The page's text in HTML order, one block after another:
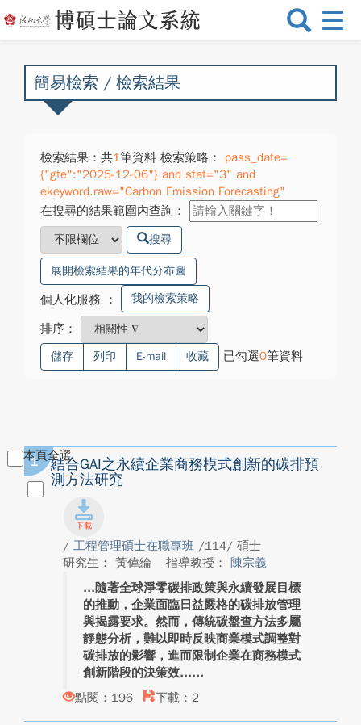
選
換
簡易檢索 / 檢索結果
檢索結果：共1筆資料 檢索策略：
pass_date=
{"gte":"2025-12-06"} and stat="3" and
ekeyword.raw="Carbon Emission Forecasting"
在搜尋的結果範圍內查詢：
搜尋
展開檢索結果的年代分布圖
個人化服務 ： 我的檢索策略
排序：
儲存 列印 E-mail 收藏 已勾選0筆資料
本頁全選
1
結合GAI之永續企業商務模式創新的碳排預
測方法研究
/ 工程管理碩士在職專班 /114/ 碩士
研究生： 黃偉綸
指導教授： 陳宗義
隨著全球淨零碳排政策與永續發展目標
的推動，企業面臨日益嚴格的碳排放管理
與揭露要求。然而，傳統碳盤查方法多屬
靜態分析，難以即時反映商業模式調整對
碳排放的影響，進而限制企業在商務模式
創新階段的決策效...
點閱：196
下載：2